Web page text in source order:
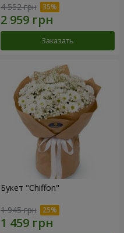
4 552 грн
Заказать
Букет "Chiffon"
1 945 грн